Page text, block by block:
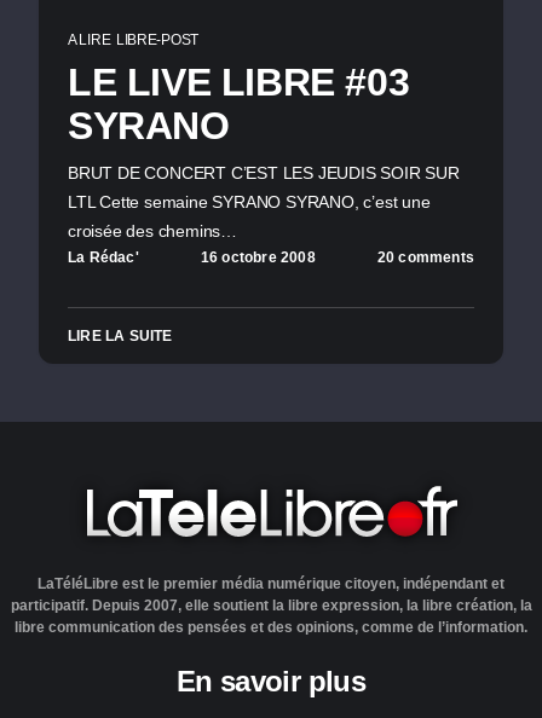
A LIRE LIBRE-POST
LE LIVE LIBRE #03
SYRANO
BRUT DE CONCERT C’EST LES JEUDIS SOIR SUR
LTL Cette semaine SYRANO SYRANO, c’est une
croisée des chemins…
La Rédac' 16 octobre 2008 20 comments
LIRE LA SUITE
LaTéléLibre est le premier média numérique citoyen, indépendant et
participatif. Depuis 2007, elle soutient la libre expression, la libre création, la
libre communication des pensées et des opinions, comme de l’information.
En savoir plus